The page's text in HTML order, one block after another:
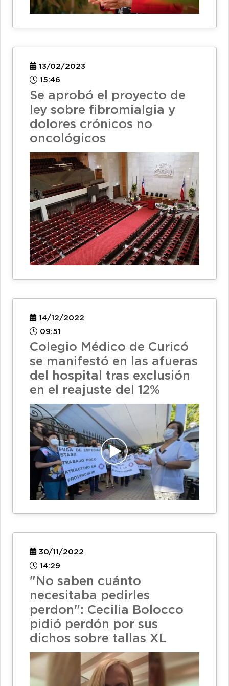
13/02/2023
15:46
Se aprobó el proyecto de
ley sobre fibromialgia y
dolores crónicos no
oncológicos
14/12/2022
09:51
Colegio Médico de Curicó
se manifestó en las afueras
del hospital tras exclusión
en el reajuste del 12%
30/11/2022
14:29
"No saben cuánto
necesitaba pedirles
perdon": Cecilia Bolocco
pidió perdón por sus
dichos sobre tallas XL